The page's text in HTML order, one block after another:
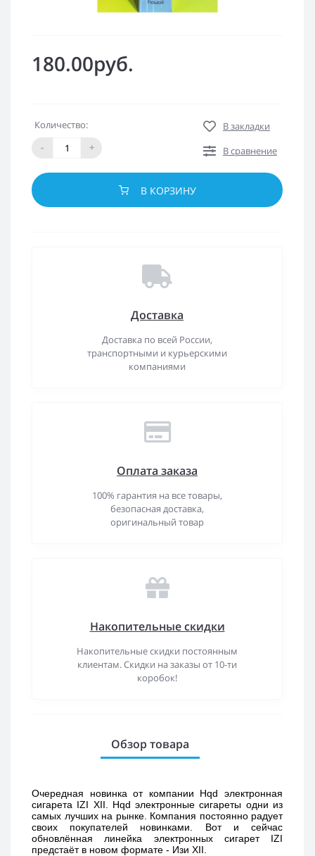
180.00руб.
Количество:
-
+
В закладки
В сравнение
В КОРЗИНУ
Доставка
Доставка по всей России,
транспортными и курьерскими
компаниями
Оплата заказа
100% гарантия на все товары,
безопасная доставка,
оригинальный товар
Накопительные скидки
Накопительные скидки постоянным
клиентам. Скидки на заказы от 10-ти
коробок!
Обзор товара
Очередная новинка от компании Hqd электронная
сигарета IZI XII. Hqd электронные сигареты одни из
самых лучших на рынке. Компания постоянно радует
своих покупателей новинками. Вот и сейчас
обновлённая линейка электронных сигарет IZI
предстаёт в новом формате - Изи XII.